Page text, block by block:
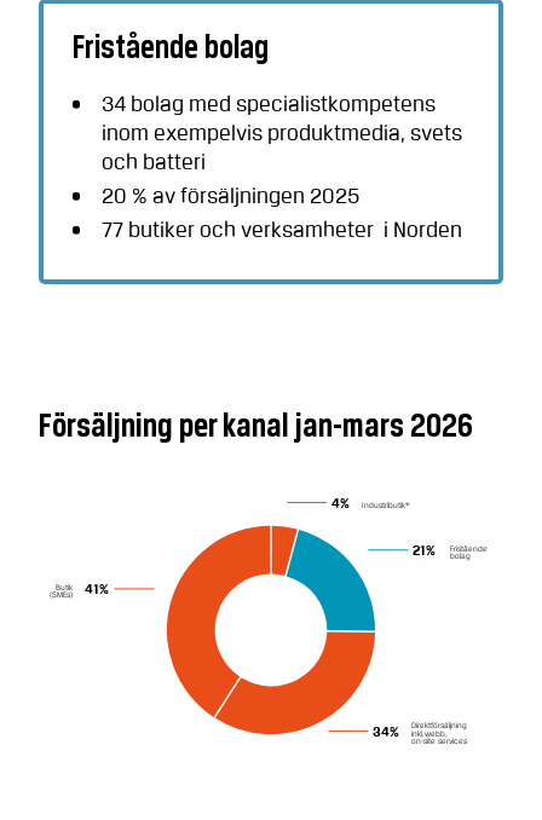
Fristående bolag
34 bolag med specialistkompetens
inom exempelvis produktmedia, svets
och batteri
20 % av försäljningen 2025
77 butiker och verksamheter i Norden
Försäljning per kanal jan-mars 2026
4% Industributik*
21% Fristående
bolag
34%
Direktförsäljning
inkl.webb,
on-site services
41%
Butik
(SMEs)